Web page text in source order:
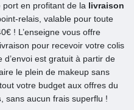
port en profitant de la livraison
relais, valable pour toute
! L’enseigne vous offre
pour recevoir votre colis
est gratuit à partir de
le plein de makeup sans
votre budget aux offres du
, sans aucun frais superflu !